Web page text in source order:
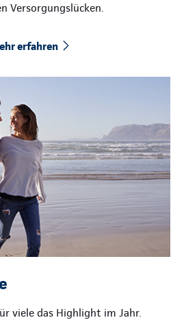
Versorgungslücken.
erfahren
viele das Highlight im Jahr.